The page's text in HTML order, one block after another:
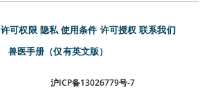
许可权限 隐私 使用条件 许可授权 联系我们
兽医手册（仅有英文版）
沪ICP备13026779号-7